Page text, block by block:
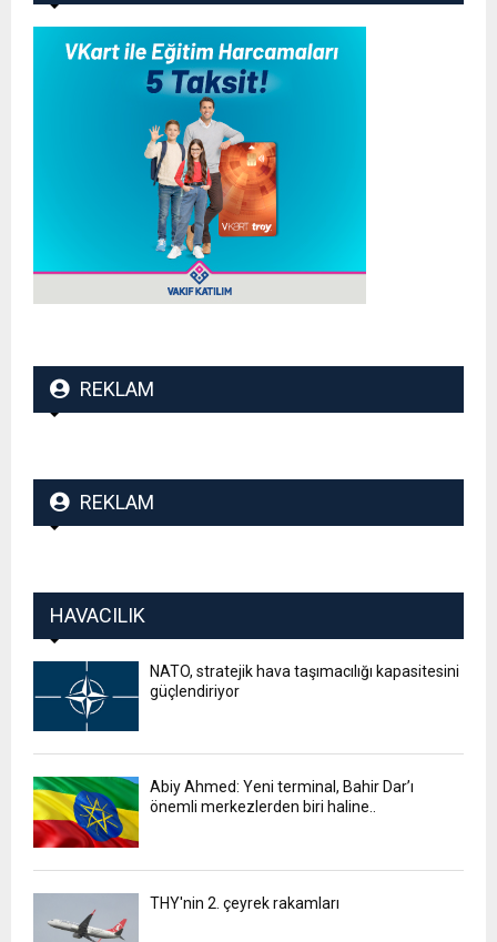
REKLAM
REKLAM
HAVACILIK
NATO, stratejik hava taşımacılığı kapasitesini
güçlendiriyor
Abiy Ahmed: Yeni terminal, Bahir Dar’ı
önemli merkezlerden biri haline..
THY'nin 2. çeyrek rakamları